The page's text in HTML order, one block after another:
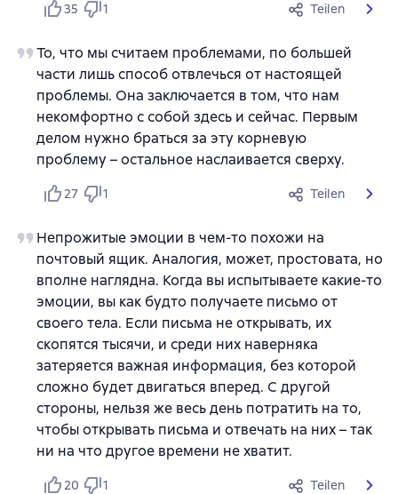
35 1 Teilen
То, что мы считаем проблемами, по большей
части лишь способ отвлечься от настоящей
проблемы. Она заключается в том, что нам
некомфортно с собой здесь и сейчас. Первым
делом нужно браться за эту корневую
проблему – остальное наслаивается сверху.
27 1 Teilen
Непрожитые эмоции в чем-то похожи на
почтовый ящик. Аналогия, может, простовата, но
вполне наглядна. Когда вы испытываете какие-то
эмоции, вы как будто получаете письмо от
своего тела. Если письма не открывать, их
скопятся тысячи, и среди них наверняка
затеряется важная информация, без которой
сложно будет двигаться вперед. С другой
стороны, нельзя же весь день потратить на то,
чтобы открывать письма и отвечать на них – так
ни на что другое времени не хватит.
20 1 Teilen